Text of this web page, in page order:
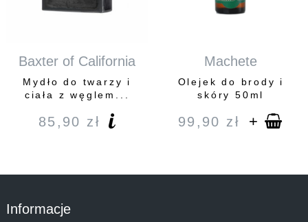
Baxter of California
Mydło do twarzy i
ciała z węglem...
85,90 zł
Machete
Olejek do brody i
skóry 50ml
99,90 zł +
Informacje